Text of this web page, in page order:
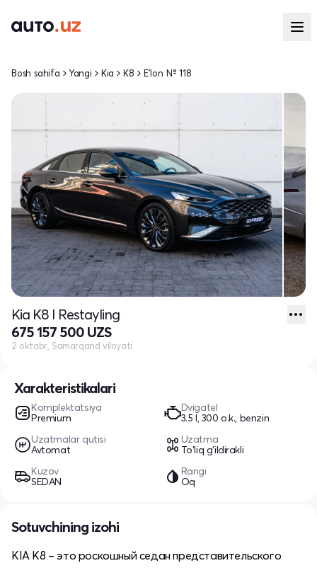
Xarakteristikalari
Komplektatsiya
Premium
Dvigatel
3.5 l, 300 o.k., benzin
Uzatmalar qutisi
Avtomat
Uzatma
To'liq g'ildirakli
Kuzov
SEDAN
Rangi
Oq
Bosh sahifa Yangi Kia K8 E'lon № 118
Kia K8 I Restayling
675 157 500 UZS
2 oktabr, Samarqand viloyati
Sotuvchining izohi
KIA K8 – это роскошный седан представительского